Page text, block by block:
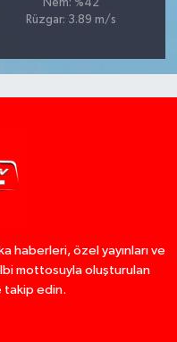
Nem: %42
Rüzgar: 3.89 m/s
haberleri, özel yayınları ve
mottosuyla oluşturulan
takip edin.